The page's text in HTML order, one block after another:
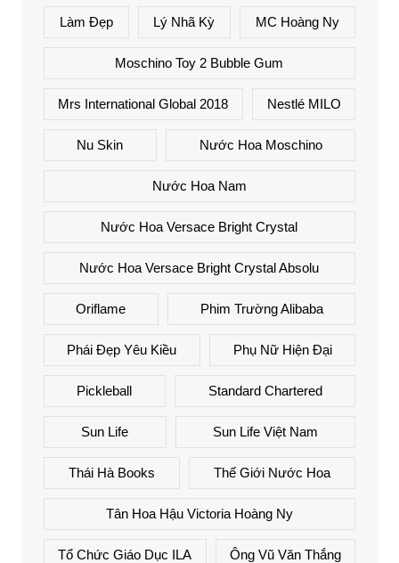
Làm Đẹp Lý Nhã Kỳ MC Hoàng Ny
Moschino Toy 2 Bubble Gum
Mrs International Global 2018 Nestlé MILO
Nu Skin Nước Hoa Moschino
Nước Hoa Nam
Nước Hoa Versace Bright Crystal
Nước Hoa Versace Bright Crystal Absolu
Oriflame Phim Trường Alibaba
Phái Đẹp Yêu Kiều Phụ Nữ Hiện Đại
Pickleball Standard Chartered
Sun Life Sun Life Việt Nam
Thái Hà Books Thế Giới Nước Hoa
Tân Hoa Hậu Victoria Hoàng Ny
Tổ Chức Giáo Dục ILA Ông Vũ Văn Thắng